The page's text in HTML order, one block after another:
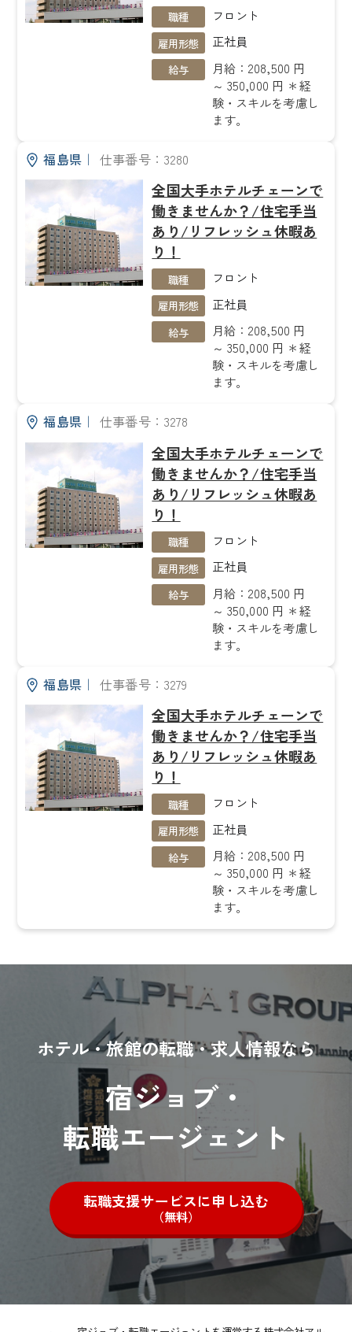
職種 フロント
雇用形態 正社員
給与
月給：208,500 円
～ 350,000 円 ＊経
験・スキルを考慮し
ます。
福島県｜ 仕事番号：3280
全国大手ホテルチェーンで
働きませんか？/住宅手当
あり/リフレッシュ休暇あ
り！
職種 フロント
雇用形態 正社員
給与
月給：208,500 円
～ 350,000 円 ＊経
験・スキルを考慮し
ます。
福島県｜ 仕事番号：3278
全国大手ホテルチェーンで
働きませんか？/住宅手当
あり/リフレッシュ休暇あ
り！
職種 フロント
雇用形態 正社員
給与
月給：208,500 円
～ 350,000 円 ＊経
験・スキルを考慮し
ます。
福島県｜ 仕事番号：3279
全国大手ホテルチェーンで
働きませんか？/住宅手当
あり/リフレッシュ休暇あ
り！
職種 フロント
雇用形態 正社員
給与
月給：208,500 円
～ 350,000 円 ＊経
験・スキルを考慮し
ます。
ホテル・旅館の転職・求人情報なら
宿ジョブ・
転職エージェント
転職支援サービスに申し込む
（無料）